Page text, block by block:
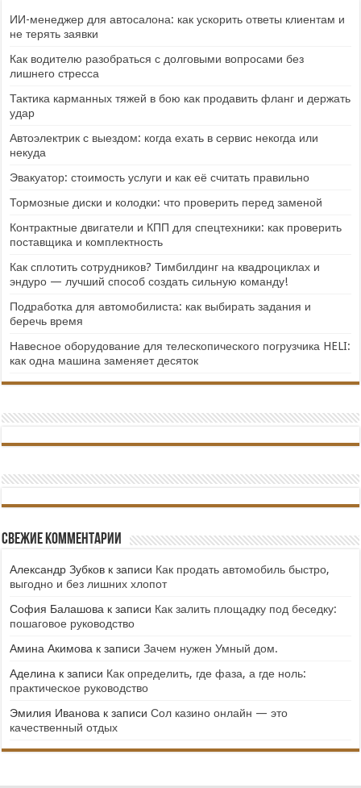
ИИ-менеджер для автосалона: как ускорить ответы клиентам и
не терять заявки
Как водителю разобраться с долговыми вопросами без
лишнего стресса
Тактика карманных тяжей в бою как продавить фланг и держать
удар
Автоэлектрик с выездом: когда ехать в сервис некогда или
некуда
Эвакуатор: стоимость услуги и как её считать правильно
Тормозные диски и колодки: что проверить перед заменой
Контрактные двигатели и КПП для спецтехники: как проверить
поставщика и комплектность
Как сплотить сотрудников? Тимбилдинг на квадроциклах и
эндуро — лучший способ создать сильную команду!
Подработка для автомобилиста: как выбирать задания и
беречь время
Навесное оборудование для телескопического погрузчика HELI:
как одна машина заменяет десяток
Свежие комментарии
Александр Зубков к записи Как продать автомобиль быстро,
выгодно и без лишних хлопот
София Балашова к записи Как залить площадку под беседку:
пошаговое руководство
Амина Акимова к записиЗачем нужен Умный дом.
Аделина к записи Как определить, где фаза, а где ноль:
практическое руководство
Эмилия Иванова к записиСол казино онлайн — это
качественный отдых